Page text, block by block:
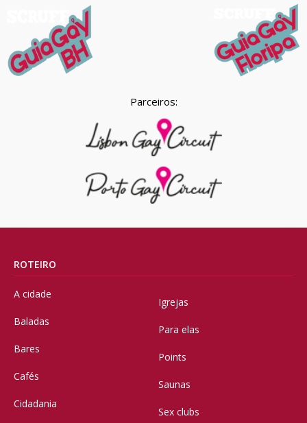
Parceiros:
ROTEIRO
A cidade
Baladas
Bares
Cafés
Cidadania
Igrejas
Para elas
Points
Saunas
Sex clubs